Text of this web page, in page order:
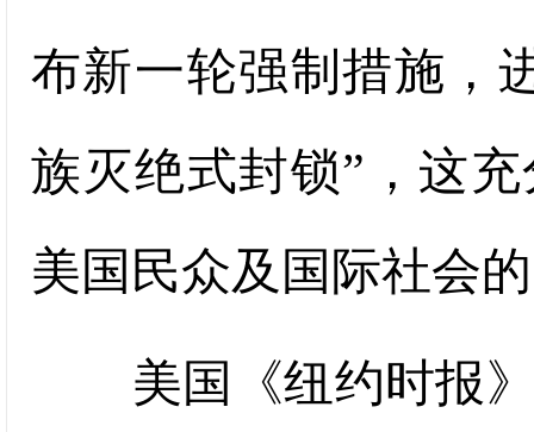
布新一轮强制措施，
族灭绝式封锁”，这
美国民众及国际社会
美国《纽约时报》